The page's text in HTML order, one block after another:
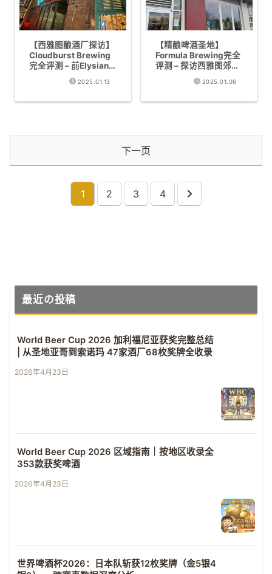
【西雅图酿酒厂探访】
Cloudburst Brewing
完全评测 – 前Elysian
酿酒师独特酒花个性闪
耀的人气精酿啤酒
2025.01.13
【精酿啤酒圣地】
Formula Brewing完全
评测 – 探访西雅图郊外
的隐藏名酿酒厂
2025.01.06
下一页
1 2 3 4
下
最近の投稿
World Beer Cup 2026 加利福尼亚获奖完整总结
| 从圣地亚哥到索诺玛 47家酒厂68枚奖牌全收录
2026年4月23日
World Beer Cup 2026 区域指南｜按地区收录全
353款获奖啤酒
2026年4月23日
世界啤酒杯2026：日本队斩获12枚奖牌（金5银4